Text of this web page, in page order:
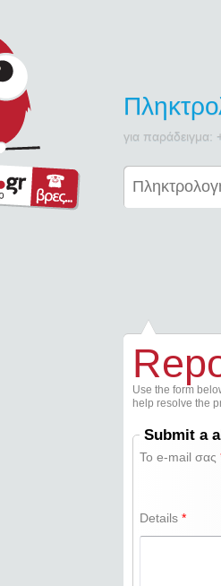
για
Use the form
help resolve the
Submit a
Το e-mail σας
Details*